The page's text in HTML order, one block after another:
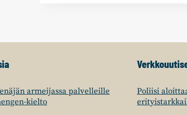
armeijassa palvelleille
kielto
Poliisi